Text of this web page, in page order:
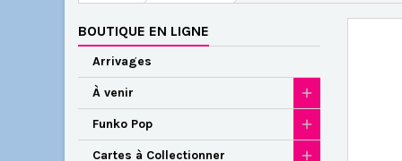
BOUTIQUE EN LIGNE
Arrivages
À venir
Funko Pop
Cartes à Collectionner